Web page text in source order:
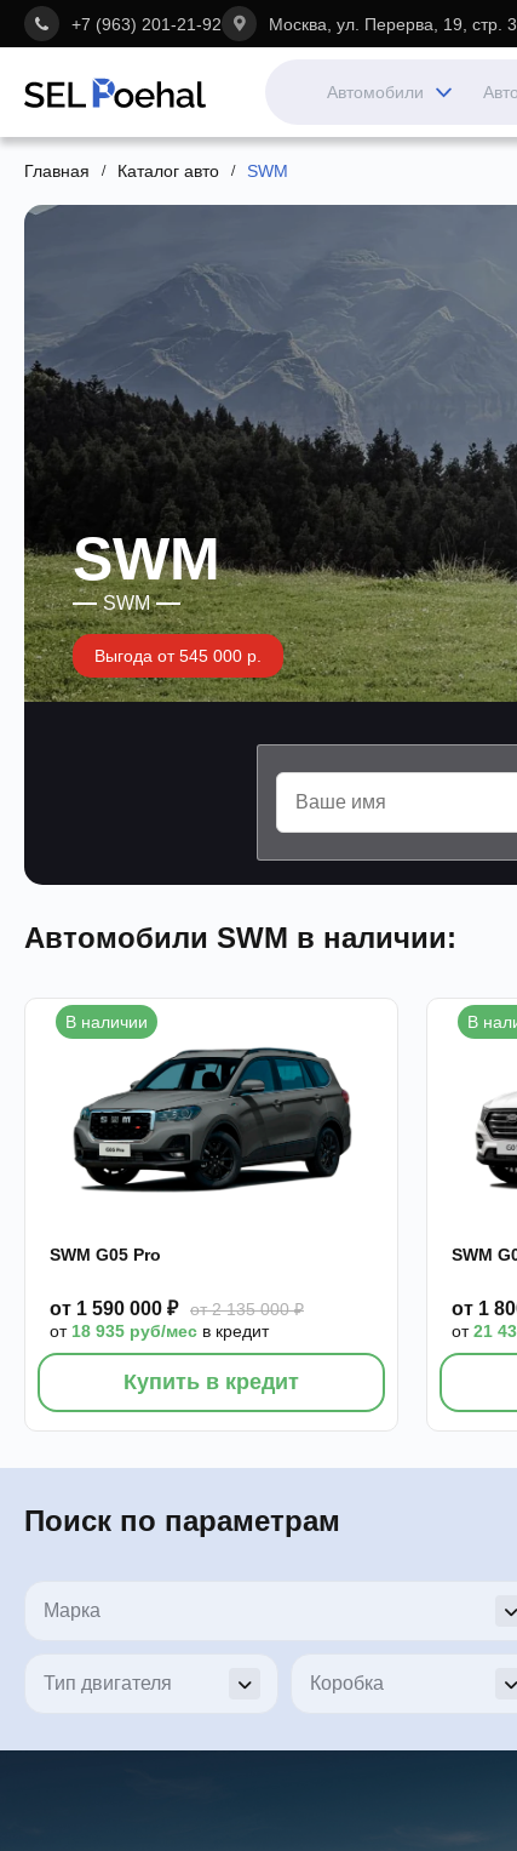
+7 (963) 201-21-92 Москва, ул. Перерва, 19, стр. 3
Автомобили
Главная Каталог авто SWM
SWM
SWM
Выгода от 545 000 р.
Автомобили SWM в наличии:
В наличии
SWM G05 Pro
от 1 590 000 ₽
от 2 135 000 ₽
от 18 935 руб/мес в кредит
Купить в кредит
В
SWM
от 1
от21
Поиск по параметрам